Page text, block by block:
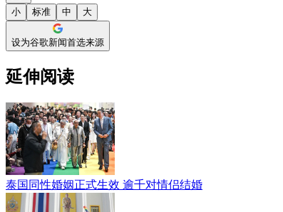
小 标准 中 大
设为谷歌新闻首选来源
延伸阅读
泰国同性婚姻正式生效 逾千对情侣结婚